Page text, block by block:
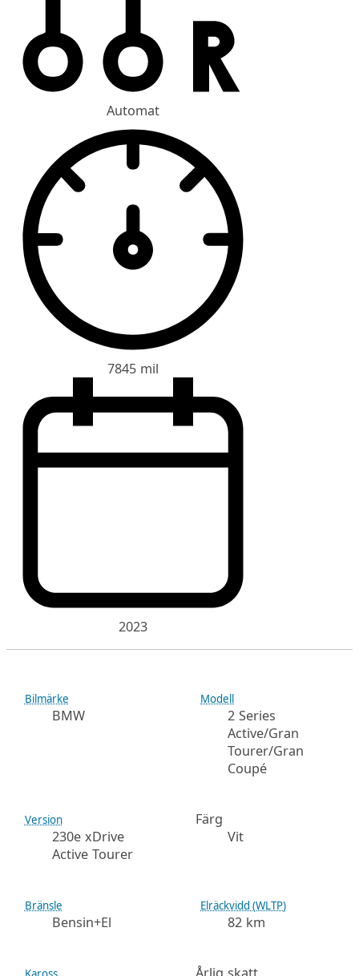
Automat
7845 mil
2023
Bilmärke
BMW
Modell
2 Series
Active/Gran
Tourer/Gran
Coupé
Version
230e xDrive
Active Tourer
Färg
Vit
Bränsle
Bensin+El
Elräckvidd (WLTP)
82 km
Årlig skatt